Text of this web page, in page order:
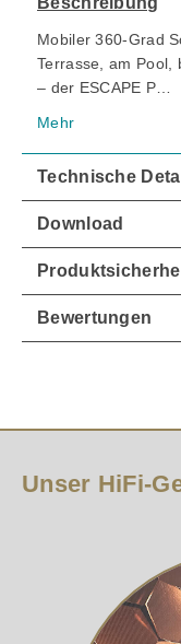
Mobiler 360-Grad
Terrasse, am Pool,
– der ESCAPE P…
Mehr
Technische
Download
Bewertungen
Unser HiFi-